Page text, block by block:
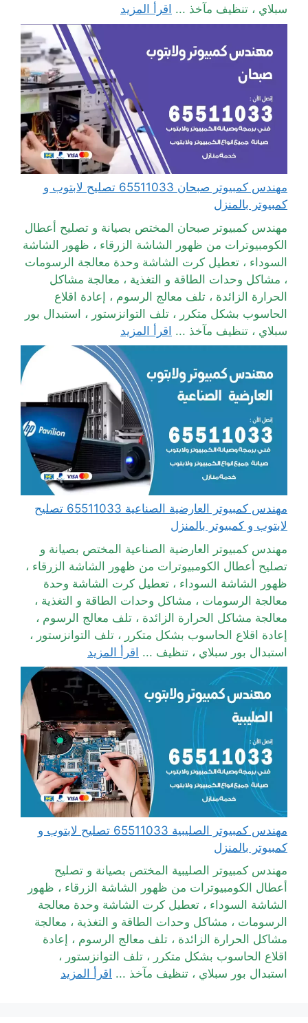
سبلاي ، تنظيف مآخذ ... اقرأ المزيد
مهندس كمبيوتر صبحان 65511033 تصليح لابتوب و
كمبيوتر بالمنزل
مهندس كمبيوتر صبحان المختص بصيانة و تصليح أعطال
الكومبيوترات من ظهور الشاشة الزرقاء ، ظهور الشاشة
السوداء ، تعطيل كرت الشاشة وحدة معالجة الرسومات
، مشاكل وحدات الطاقة و التغذية ، معالجة مشاكل
الحرارة الزائدة ، تلف معالج الرسوم ، إعادة اقلاع
الحاسوب بشكل متكرر ، تلف التوانزستور ، استبدال بور
سبلاي ، تنظيف مآخذ ... اقرأ المزيد
مهندس كمبيوتر العارضية الصناعية 65511033 تصليح
لابتوب و كمبيوتر بالمنزل
مهندس كمبيوتر العارضية الصناعية المختص بصيانة و
تصليح أعطال الكومبيوترات من ظهور الشاشة الزرقاء ،
ظهور الشاشة السوداء ، تعطيل كرت الشاشة وحدة
معالجة الرسومات ، مشاكل وحدات الطاقة و التغذية ،
معالجة مشاكل الحرارة الزائدة ، تلف معالج الرسوم ،
إعادة اقلاع الحاسوب بشكل متكرر ، تلف التوانزستور ،
استبدال بور سبلاي ، تنظيف ... اقرأ المزيد
مهندس كمبيوتر الصليبية 65511033 تصليح لابتوب و
كمبيوتر بالمنزل
مهندس كمبيوتر الصليبية المختص بصيانة و تصليح
أعطال الكومبيوترات من ظهور الشاشة الزرقاء ، ظهور
الشاشة السوداء ، تعطيل كرت الشاشة وحدة معالجة
الرسومات ، مشاكل وحدات الطاقة و التغذية ، معالجة
مشاكل الحرارة الزائدة ، تلف معالج الرسوم ، إعادة
اقلاع الحاسوب بشكل متكرر ، تلف التوانزستور ،
استبدال بور سبلاي ، تنظيف مآخذ ... اقرأ المزيد